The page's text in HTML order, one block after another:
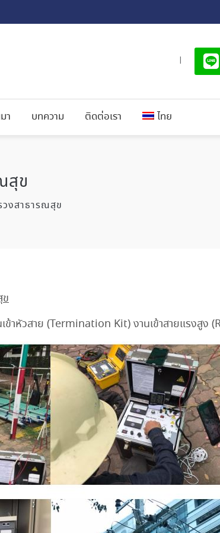
|
า บทความ ติดต่อเรา ไทย
สุข
วงสาธารณสุข
ข
หัวสาย (Termination Kit) งานเข้าสายแรงสูง